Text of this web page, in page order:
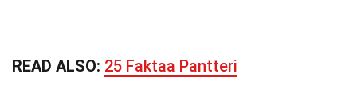
READ ALSO: 25 Faktaa Pantteri